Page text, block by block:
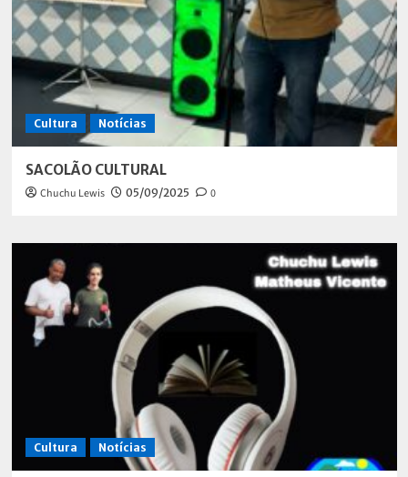
Cultura Notícias
SACOLÃO CULTURAL
Chuchu Lewis 05/09/2025 0
Cultura Notícias